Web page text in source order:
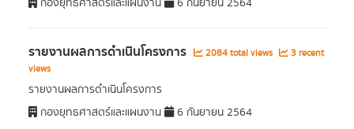
กองยุทธศาสตร์และแผนงาน
6 กันยายน 2564
รายงานผลการดำเนินโครงการ 2084 total views
3 recent
views
รายงานผลการดำเนินโครงการ
กองยุทธศาสตร์และแผนงาน
6 กันยายน 2564